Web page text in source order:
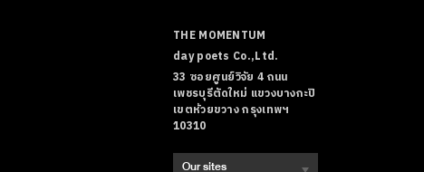
THE MOMENTUM
day poets Co.,Ltd.
33 ซอยศูนย์วิจัย 4 ถนน
เพชรบุรีตัดใหม่ แขวงบางกะปิ
เขตห้วยขวาง กรุงเทพฯ
10310